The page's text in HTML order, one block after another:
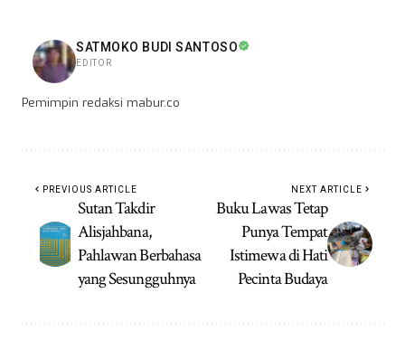
SATMOKO BUDI SANTOSO
EDITOR
Pemimpin redaksi mabur.co
PREVIOUS ARTICLE
Sutan Takdir
Alisjahbana,
Pahlawan Berbahasa
yang Sesungguhnya
NEXT ARTICLE
Buku Lawas Tetap
Punya Tempat
Istimewa di Hati
Pecinta Budaya